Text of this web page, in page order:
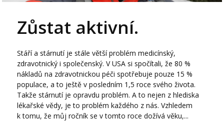
Zůstat aktivní.
Stáří a stárnutí je stále větší problém medicínský,
zdravotnický i společenský. V USA si spočítali, že 80 %
nákladů na zdravotnickou péči spotřebuje pouze 15 %
populace, a to ještě v posledním 1,5 roce svého života.
Takže stárnutí je opravdu problém. A to nejen z hlediska
lékařské vědy, je to problém každého z nás. Vzhledem
k tomu, že můj ročník se v tomto roce dožívá věku,...